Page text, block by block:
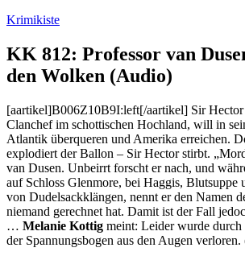
Zum
springen
Krimikiste
KK 812: Professor van
den Wolken (Audio)
[aartikel]B006Z10B9I:left[/aartikel] Sir
Clanchef im schottischen Hochland, will in
Atlantik überqueren und Amerika erreichen.
explodiert der Ballon – Sir Hector stirbt.
van Dusen. Unbeirrt forscht er nach, und
auf Schloss Glenmore, bei Haggis, Blutsuppe
von Dudelsackklängen, nennt er den Namen
niemand gerechnet hat. Damit ist der Fall
… Melanie Kottig meint: Leider wurde
der Spannungsbogen aus den Augen verloren.